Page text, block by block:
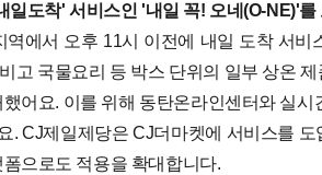
도착' 서비스인 '내일 꼭! 오네(O-NE)'
에서 오후 11시 이전에 내일 도착 서
고 국물요리 등 박스 단위의 일부 상온
어요. 이를 위해 동탄온라인센터와 실
.CJ제일제당은 CJ더마켓에 서비스를
으로도 적용을 확대합니다.